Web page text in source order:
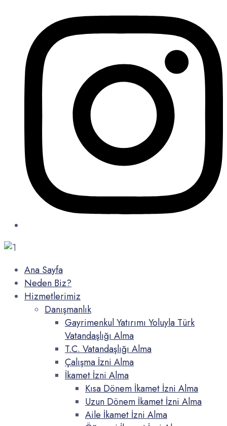
Ana Sayfa
Neden Biz?
Hizmetlerimiz
Danışmanlık
Gayrimenkul Yatırımı Yoluyla Türk
Vatandaşlığı Alma
T.C. Vatandaşlığı Alma
Çalışma İzni Alma
İkamet İzni Alma
Kısa Dönem İkamet İzni Alma
Uzun Dönem İkamet İzni Alma
Aile İkamet İzni Alma